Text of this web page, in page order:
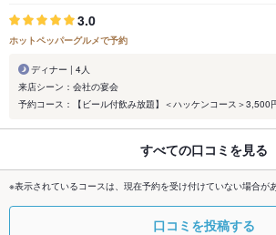
3.0
ホットペッパーグルメで予約
ディナー | 4人
来店シーン：会社の宴会
予約コース：【ビール付飲み放題】＜ハッケンコース＞3,500
すべての口コミを見る
※表示されているコースは、現在予約を受け付けていない場合があ
口コミを投稿する